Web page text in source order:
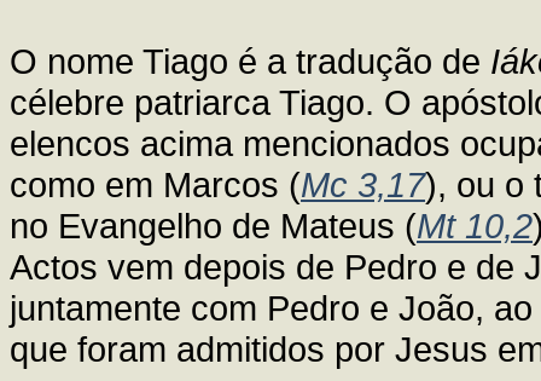
O nome Tiago é a tradução de
célebre patriarca Tiago. O
elencos acima mencionados
como em Marcos (Mc 3,17), ou o
no Evangelho de Mateus (Mt 10,2
Actos vem depois de Pedro e de
juntamente com Pedro e João,
que foram admitidos por Jesus